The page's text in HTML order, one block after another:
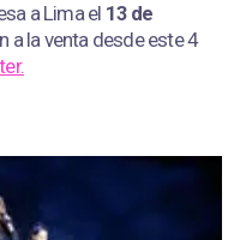
a Lima el 13 de
a la venta desde este 4